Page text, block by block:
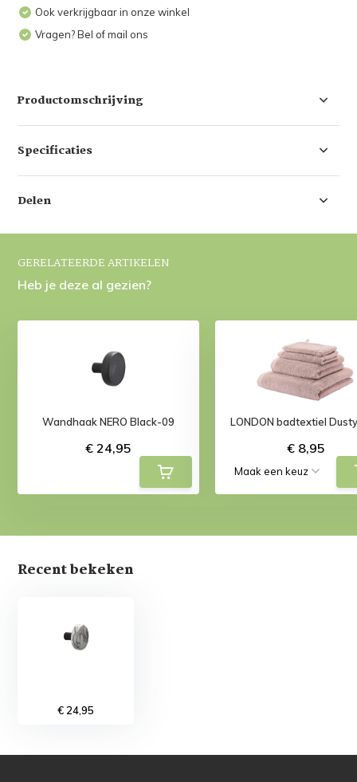
Ook verkrijgbaar in onze winkel
Vragen? Bel of mail ons
Productomschrijving
Specificaties
Delen
GERELATEERDE ARTIKELEN
Heb je deze al gezien?
Wandhaak NERO Black-09
€ 24,95
LONDON badtextiel
€ 8,95
Recent bekeken
€ 24,95